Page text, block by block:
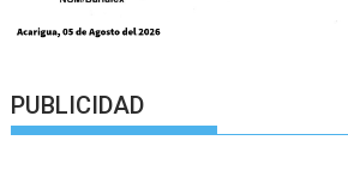
PUBLICIDAD